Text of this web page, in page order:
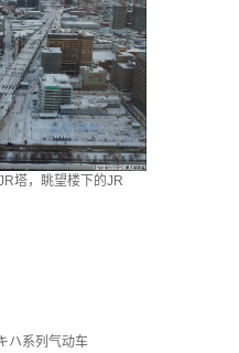
塔，眺望楼下的JR
ハ系列气动车